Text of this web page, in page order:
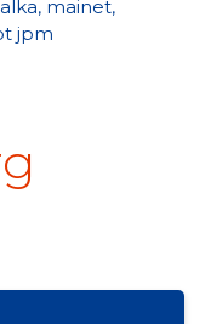
mainet,
jpm